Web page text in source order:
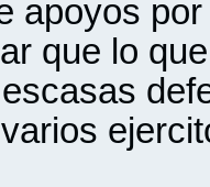
apoyos
que lo